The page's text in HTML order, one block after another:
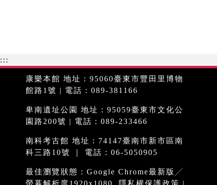
:::
康樂本館 地址：95060臺東市豐田里博物
館路1號 | 電話：089-381166
卑南遺址公園 地址：95059臺東市文化公
園路200號 | 電話：089-233466
南科考古館 地址：74147臺南市新市區南
科三路10號 ｜ 電話：06-5050905
最佳瀏覽狀態：Google Chrome最新版╱